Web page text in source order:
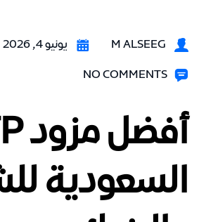
M ALSEEG يونيو 4, 2026
NO COMMENTS
السعودية